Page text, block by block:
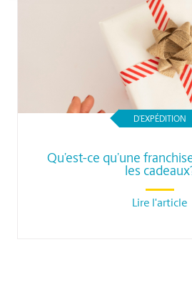
D’EXPÉDITION
Qu’est-ce qu’une
les
Lire l'article